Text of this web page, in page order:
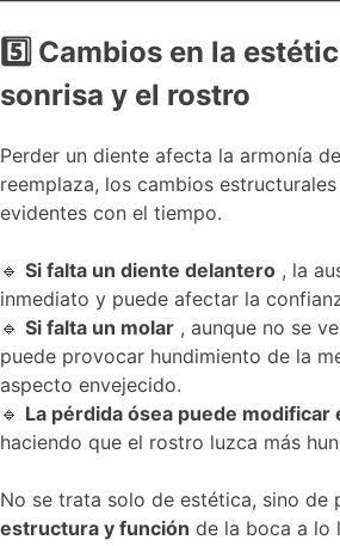
5 Cambios en la
sonrisa y el rostro
Perder un diente afecta la armonía
reemplaza, los cambios
evidentes con el tiempo.
🔹 Si falta un diente delantero , la
inmediato y puede afectar la
🔹 Si falta un molar , aunque no se
puede provocar hundimiento de la
aspecto envejecido.
🔹 La ​​pérdida ósea puede modificar
haciendo que el rostro luzca más
No se trata solo de estética, sino de
estructura y función de la boca a lo